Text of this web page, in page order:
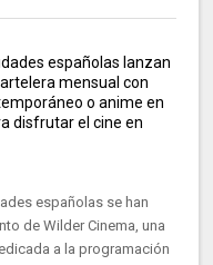
españolas lanzan
mensual con
o anime en
disfrutar el cine en
españolas se han
de Wilder Cinema, una
a la programación